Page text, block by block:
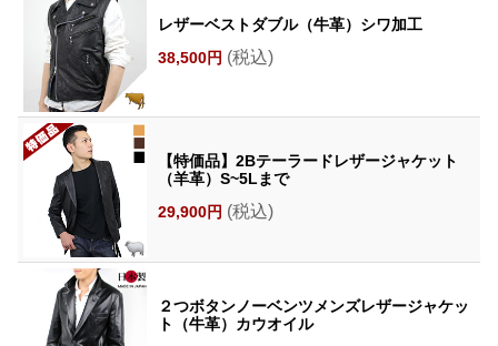
レザーベストダブル（牛革）シワ加工
38,500円 (税込)
【特価品】2Bテーラードレザージャケット
（羊革）S~5Lまで
29,900円 (税込)
２つボタンノーベンツメンズレザージャケッ
ト（牛革）カウオイル